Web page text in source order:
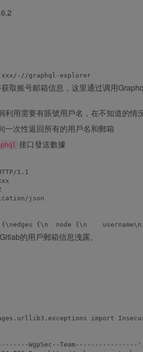
取账号邮箱信息，这里通过调用
利用需要有賬號用戶名，在不知道的
一次性返回所有的用戶名和郵箱
接口發送數據
1.1
json
的用戶郵箱信息洩露。
import
WgpSec--Team----------------